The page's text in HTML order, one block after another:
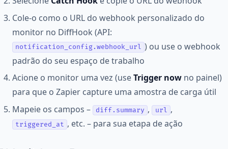
Cole-o como o URL do webhook personalizado do
monitor no DiffHook (API:
notification_config.webhook_url ) ou use o webhook
padrão do seu espaço de trabalho
Acione o monitor uma vez (useTrigger now no painel)
para que o Zapier capture uma amostra de carga útil
Mapeie os campos –
diff.summary , url ,
triggered_at , etc. – para sua etapa de ação